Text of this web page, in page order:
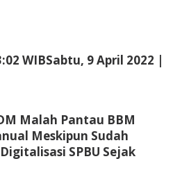
WIBSabtu, 9 April 2022 |
Malah Pantau BBM
Meskipun Sudah
SPBU Sejak